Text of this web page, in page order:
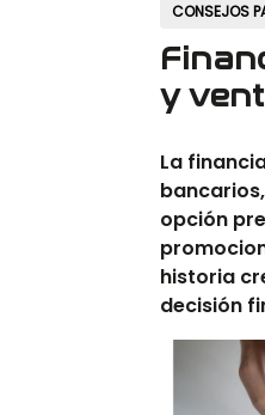
CONSEJOS
y
La
opción
historia
decisión